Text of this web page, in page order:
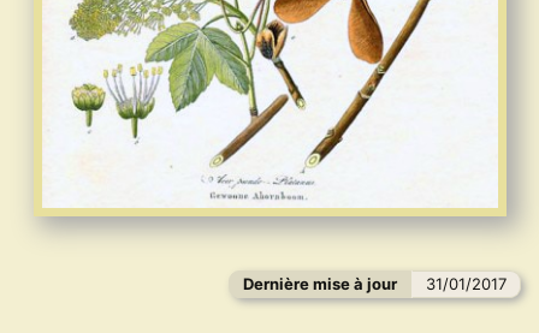
Dernière mise à jour 31/01/2017